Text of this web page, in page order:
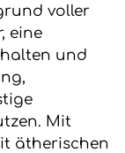
voller
eine
und
Mit
ätherischen